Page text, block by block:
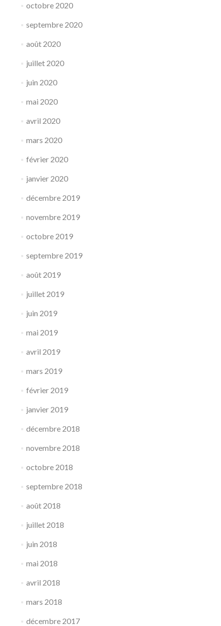
octobre 2020
septembre 2020
août 2020
juillet 2020
juin 2020
mai 2020
avril 2020
mars 2020
février 2020
janvier 2020
décembre 2019
novembre 2019
octobre 2019
septembre 2019
août 2019
juillet 2019
juin 2019
mai 2019
avril 2019
mars 2019
février 2019
janvier 2019
décembre 2018
novembre 2018
octobre 2018
septembre 2018
août 2018
juillet 2018
juin 2018
mai 2018
avril 2018
mars 2018
décembre 2017